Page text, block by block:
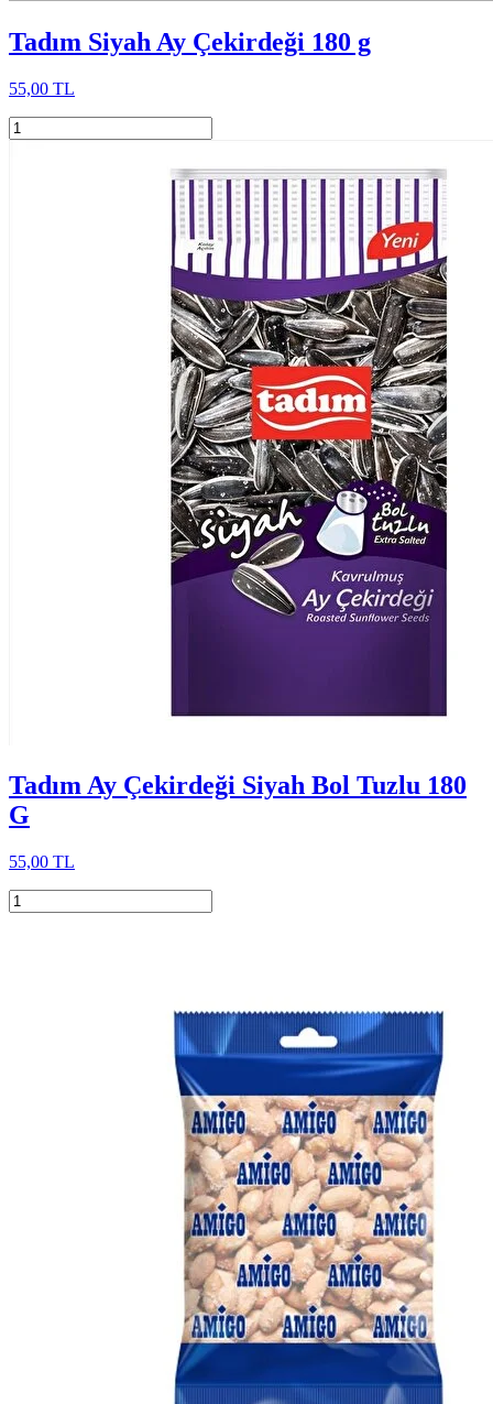
Tadım Siyah Ay Çekirdeği 180 g
55,00 TL
Tadım Ay Çekirdeği Siyah Bol Tuzlu 180
G
55,00 TL